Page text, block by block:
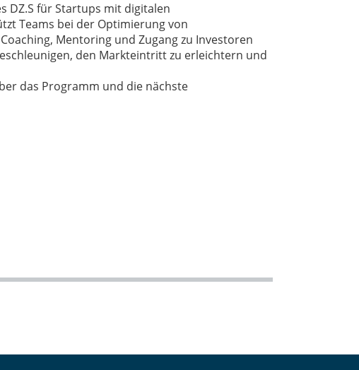
DZ.S für Startups mit digitalen
Teams bei der Optimierung von
Mentoring und Zugang zu Investoren
den Markteintritt zu erleichtern und
das Programm und die nächste